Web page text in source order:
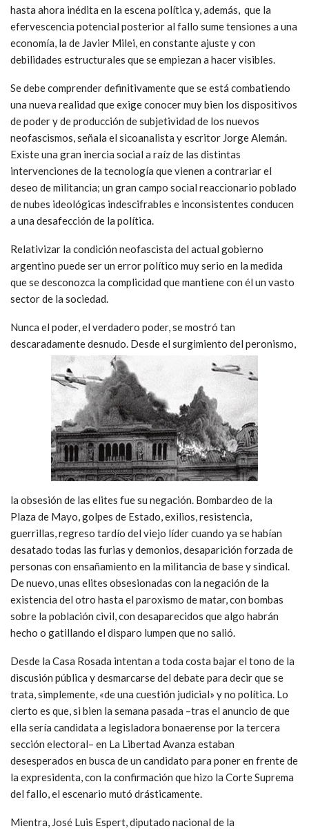
hasta ahora inédita en la escena política y, además, que la
efervescencia potencial posterior al fallo sume tensiones a una
economía, la de Javier Milei, en constante ajuste y con
debilidades estructurales que se empiezan a hacer visibles.
Se debe comprender definitivamente que se está combatiendo
una nueva realidad que exige conocer muy bien los dispositivos
de poder y de producción de subjetividad de los nuevos
neofascismos, señala el sicoanalista y escritor Jorge Alemán.
Existe una gran inercia social a raíz de las distintas
intervenciones de la tecnología que vienen a contrariar el
deseo de militancia; un gran campo social reaccionario poblado
de nubes ideológicas indescifrables e inconsistentes conducen
a una desafección de la política.
Relativizar la condición neofascista del actual gobierno
argentino puede ser un error político muy serio en la medida
que se desconozca la complicidad que mantiene con él un vasto
sector de la sociedad.
Nunca el poder, el verdadero poder, se mostró tan
descaradamente desnudo. Desde el surgimiento del peronismo,
la obsesión de las elites fue su negación. Bombardeo de la
Plaza de Mayo, golpes de Estado, exilios, resistencia,
guerrillas, regreso tardío del viejo líder cuando ya se habían
desatado todas las furias y demonios, desaparición forzada de
personas con ensañamiento en la militancia de base y sindical.
De nuevo, unas elites obsesionadas con la negación de la
existencia del otro hasta el paroxismo de matar, con bombas
sobre la población civil, con desaparecidos que algo habrán
hecho o gatillando el disparo lumpen que no salió.
Desde la Casa Rosada intentan a toda costa bajar el tono de la
discusión pública y desmarcarse del debate para decir que se
trata, simplemente, «de una cuestión judicial» y no política. Lo
cierto es que, si bien la semana pasada –tras el anuncio de que
ella sería candidata a legisladora bonaerense por la tercera
sección electoral– en La Libertad Avanza estaban
desesperados en busca de un candidato para poner en frente de
la expresidenta, con la confirmación que hizo la Corte Suprema
del fallo, el escenario mutó drásticamente.
Mientra, José Luis Espert, diputado nacional de la